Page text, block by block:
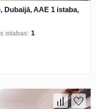
Dubaijā, AAE 1 istaba,
istabas: 1